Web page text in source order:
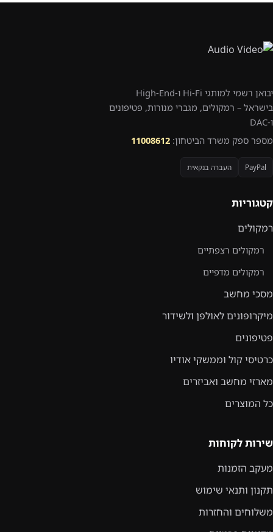
יבואן רשמי למותגי Hi-Fi ו-High-End
בישראל – רמקולים, מגברי מנורות, פטיפונים
ו-DAC
מספר ספק משרד הביטחון: 11008612
PayPal העברה בנקאית
קטגוריות
רמקולים
רמקולים רצפתיים
רמקולים מדפיים
מסכי מחשב
מיקרופונים לאולפן ולשידור
פטיפונים
כרטיסי קול וממשקי אודיו
מארזי מחשב ואביזרים
כל המוצרים
שירות לקוחות
מעקב הזמנות
תקנון ותנאי שימוש
משלוחים והחזרות